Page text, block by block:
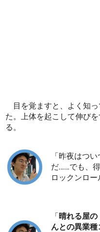
目を覚ますと、よく知っ
た。上体を起こして伸び
る。
「昨夜はつ
だ……でも、
ロックンロ
「晴れる屋の
んとの異業種